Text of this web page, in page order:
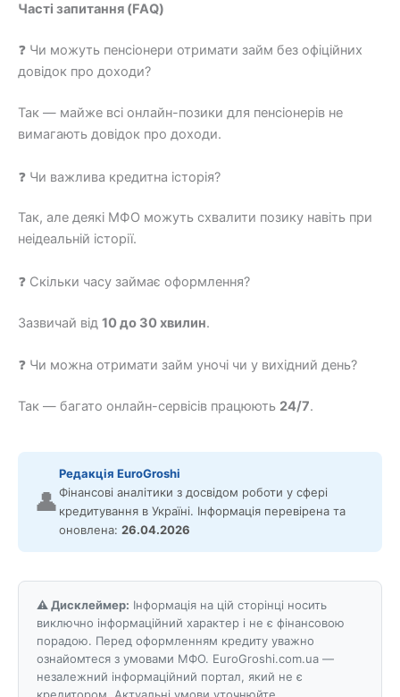
Часті запитання (FAQ)
❓ Чи можуть пенсіонери отримати займ без офіційних
довідок про доходи?
Так — майже всі онлайн-позики для пенсіонерів не
вимагають довідок про доходи.
❓ Чи важлива кредитна історія?
Так, але деякі МФО можуть схвалити позику навіть при
неідеальній історії.
❓ Скільки часу займає оформлення?
Зазвичай від 10 до 30 хвилин.
❓ Чи можна отримати займ уночі чи у вихідний день?
Так — багато онлайн-сервісів працюють 24/7.
👤
Редакція EuroGroshi
Фінансові аналітики з досвідом роботи у сфері
кредитування в Україні. Інформація перевірена та
оновлена: 26.04.2026
⚠️ Дисклеймер: Інформація на цій сторінці носить
виключно інформаційний характер і не є фінансовою
порадою. Перед оформленням кредиту уважно
ознайомтеся з умовами МФО. EuroGroshi.com.ua —
незалежний інформаційний портал, який не є